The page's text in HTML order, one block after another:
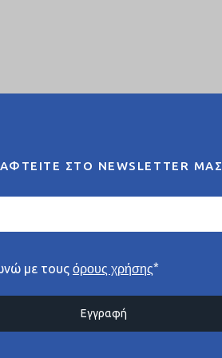
ΣΤΟ NEWSLETTER ΜΑΣ
με τους όρους χρήσης*
Εγγραφή